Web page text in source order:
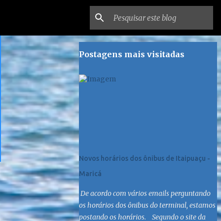
Postagens mais visitadas
Novos horários dos ônibus de Itaipuaçu -
Maricá
De acordo com vários emails perguntando
os horários dos ônibus do terminal, estamos
postando os horários. Segundo o site da